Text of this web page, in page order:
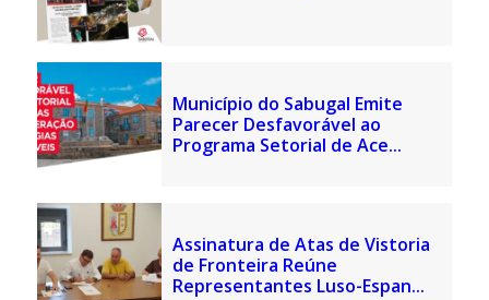
Município do Sabugal Emite
Parecer Desfavorável ao
Programa Setorial de Ace...
Assinatura de Atas de Vistoria
de Fronteira Reúne
Representantes Luso-Espan...